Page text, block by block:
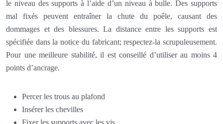
le niveau des supports à l’aide d’un niveau à bulle. Des supports
mal fixés peuvent entraîner la chute du poêle, causant des
dommages et des blessures. La distance entre les supports est
spécifiée dans la notice du fabricant; respectez-la scrupuleusement.
Pour une meilleure stabilité, il est conseillé d’utiliser au moins 4
points d’ancrage.
Percer les trous au plafond
Insérer les chevilles
Fixer les supports avec les vis